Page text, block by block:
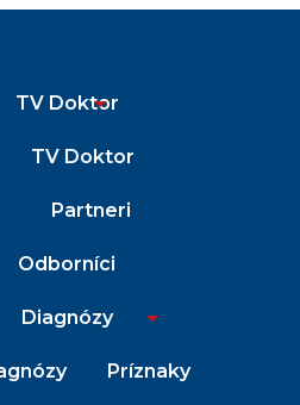
TV Doktor
TV Doktor
Partneri
Odborníci
Diagnózy
Príznaky